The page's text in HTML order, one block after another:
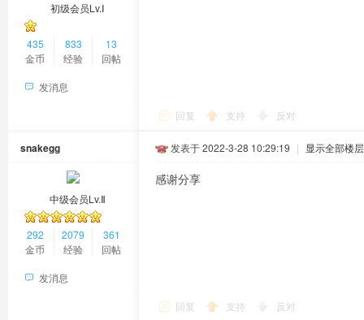
初级会员Lv.Ⅰ
435
金币
833
经验
13
回帖
发消息
回复 支持 反对
snakegg
中级会员Lv.Ⅱ
292
金币
2079
经验
361
回帖
发消息
发表于 2022-3-28 10:29:19 | 显示全部楼层
感谢分享
回复 支持 反对